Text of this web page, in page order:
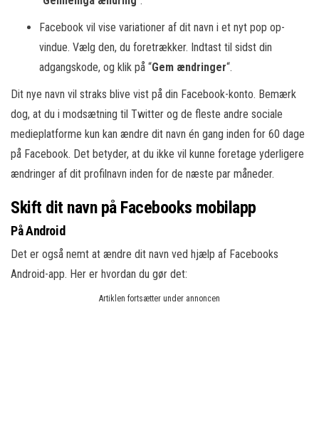
Facebook vil vise variationer af dit navn i et nyt pop op-
vindue. Vælg den, du foretrækker. Indtast til sidst din
adgangskode, og klik på “Gem ændringer“.
Dit nye navn vil straks blive vist på din Facebook-konto. Bemærk
dog, at du i modsætning til Twitter og de fleste andre sociale
medieplatforme kun kan ændre dit navn én gang inden for 60 dage
på Facebook. Det betyder, at du ikke vil kunne foretage yderligere
ændringer af dit profilnavn inden for de næste par måneder.
Skift dit navn på Facebooks mobilapp
På Android
Det er også nemt at ændre dit navn ved hjælp af Facebooks
Android-app. Her er hvordan du gør det:
Artiklen fortsætter under annoncen